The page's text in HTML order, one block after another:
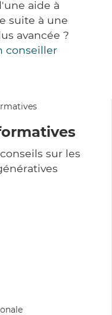
aide à
suite à une
avancée ?
conseiller
sur les